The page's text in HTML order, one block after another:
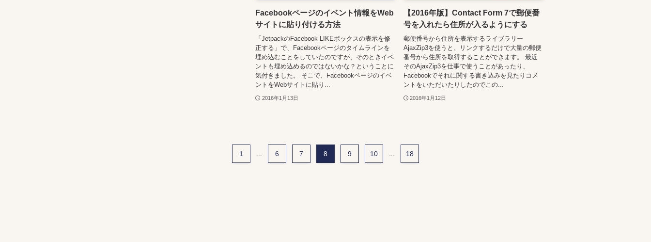
Facebookページのイベント情報をWeb
サイトに貼り付ける方法
「JetpackのFacebook LIKEボックスの表示を修
正する」で、Facebookページのタイムラインを
埋め込むことをしていたのですが、そのときイベ
ントも埋め込めるのではないかな？ということに
気付きました。 そこで、Facebookページのイベ
ントをWebサイトに貼り...
2016年1月13日
【2016年版】Contact Form 7で郵便番
号を入れたら住所が入るようにする
郵便番号から住所を表示するライブラリー
AjaxZip3を使うと、リンクするだけで大量の郵便
番号から住所を取得することができます。 最近
そのAjaxZip3を仕事で使うことがあったり、
Facebookでそれに関する書き込みを見たりコメ
ントをいただいたりしたのでこの...
2016年1月12日
1 6 7 8 9 10 18